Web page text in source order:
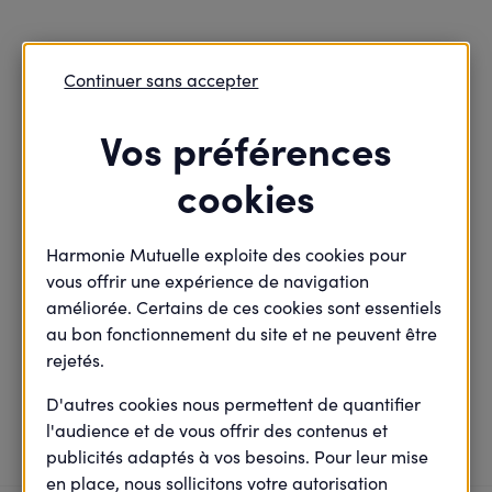
Trouvons ensemble vos
solutions
obtenir des informations sur Harmonie
Mutuelle
Nous avons trouvé1 solutions
Vos préférences
cookies
Harmonie Mutuelle exploite des cookies pour
vous offrir une expérience de navigation
améliorée. Certains de ces cookies sont essentiels
au bon fonctionnement du site et ne peuvent être
rejetés.
D'autres cookies nous permettent de quantifier
l'audience et de vous offrir des contenus et
publicités adaptés à vos besoins. Pour leur mise
en place, nous sollicitons votre autorisation
Continuer sans accepter